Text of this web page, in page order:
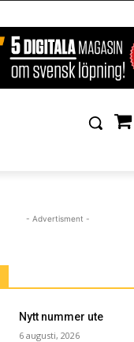
- Advertisment -
Nytt nummer ute
6 augusti, 2026